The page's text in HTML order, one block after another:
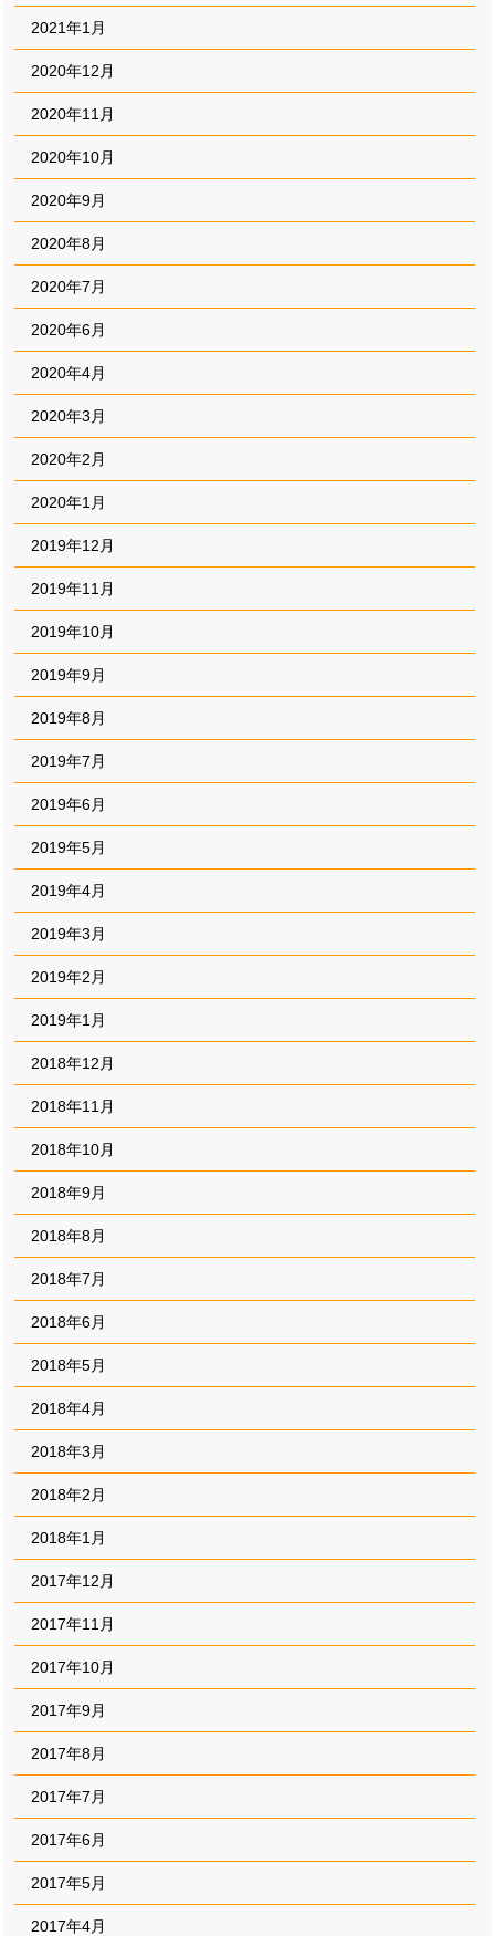
2021年1月
2020年12月
2020年11月
2020年10月
2020年9月
2020年8月
2020年7月
2020年6月
2020年4月
2020年3月
2020年2月
2020年1月
2019年12月
2019年11月
2019年10月
2019年9月
2019年8月
2019年7月
2019年6月
2019年5月
2019年4月
2019年3月
2019年2月
2019年1月
2018年12月
2018年11月
2018年10月
2018年9月
2018年8月
2018年7月
2018年6月
2018年5月
2018年4月
2018年3月
2018年2月
2018年1月
2017年12月
2017年11月
2017年10月
2017年9月
2017年8月
2017年7月
2017年6月
2017年5月
2017年4月